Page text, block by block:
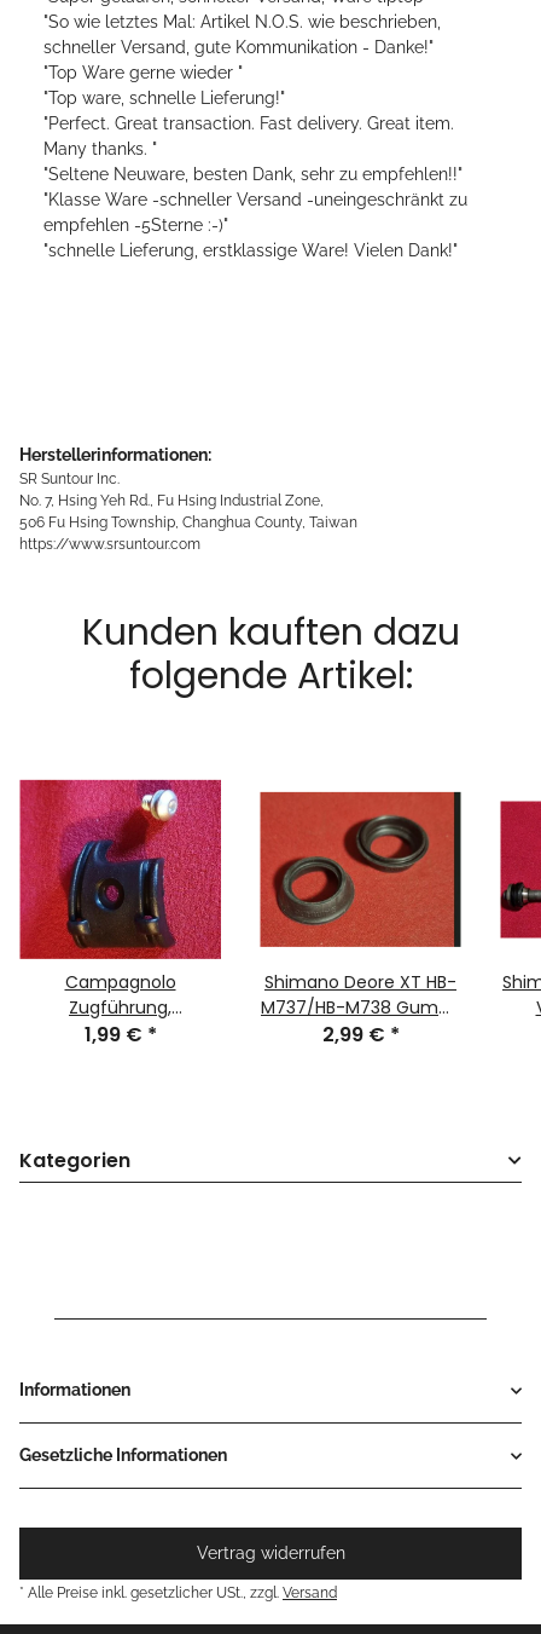
"So wie letztes Mal: Artikel N.O.S. wie beschrieben,
schneller Versand, gute Kommunikation - Danke!"
"Top Ware gerne wieder "
"Top ware, schnelle Lieferung!"
"Perfect. Great transaction. Fast delivery. Great item.
Many thanks. "
"Seltene Neuware, besten Dank, sehr zu empfehlen!!"
"Klasse Ware -schneller Versand -uneingeschränkt zu
empfehlen -5Sterne :-)"
"schnelle Lieferung, erstklassige Ware! Vielen Dank!"
Herstellerinformationen:
SR Suntour Inc.
No. 7, Hsing Yeh Rd., Fu Hsing Industrial Zone,
506 Fu Hsing Township, Changhua County, Taiwan
https://www.srsuntour.com
Kunden kauften dazu
folgende Artikel:
Campagnolo
Zugführung,
Umlenkung für
1,99 € *
Shimano Deore XT HB-
M737/HB-M738 Gummi
Dichtung für
2,99 € *
Kategorien
Informationen
Gesetzliche Informationen
Vertrag widerrufen
* Alle Preise inkl. gesetzlicher USt., zzgl. Versand